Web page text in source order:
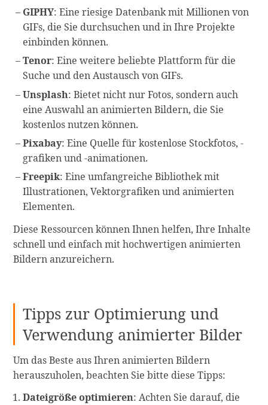
GIPHY: Eine riesige Datenbank mit Millionen von
GIFs, die Sie durchsuchen und in Ihre Projekte
einbinden können.
Tenor: Eine weitere beliebte Plattform für die
Suche und den Austausch von GIFs.
Unsplash: Bietet nicht nur Fotos, sondern auch
eine Auswahl an animierten Bildern, die Sie
kostenlos nutzen können.
Pixabay: Eine Quelle für kostenlose Stockfotos, -
grafiken und -animationen.
Freepik: Eine umfangreiche Bibliothek mit
Illustrationen, Vektorgrafiken und animierten
Elementen.
Diese Ressourcen können Ihnen helfen, Ihre Inhalte
schnell und einfach mit hochwertigen animierten
Bildern anzureichern.
Tipps zur Optimierung und
Verwendung animierter Bilder
Um das Beste aus Ihren animierten Bildern
herauszuholen, beachten Sie bitte diese Tipps:
Dateigröße optimieren: Achten Sie darauf, die